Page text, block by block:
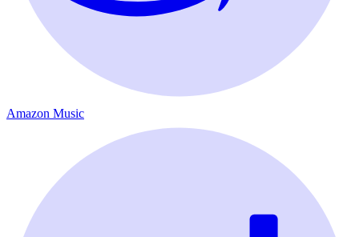
Amazon Music